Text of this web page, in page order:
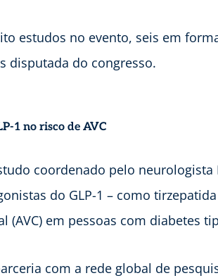
estudos no evento, seis em
disputada do congresso.
1 no risco de AVC
coordenado pelo
do GLP-1 – como
(AVC) em pessoas com diabetes
com a rede global de